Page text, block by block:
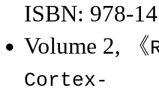
ISBN: 978-
Volume 2, 《
Cortex-